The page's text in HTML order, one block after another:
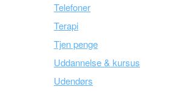
Telefoner
Terapi
Tjen penge
Uddannelse & kursus
Udendørs